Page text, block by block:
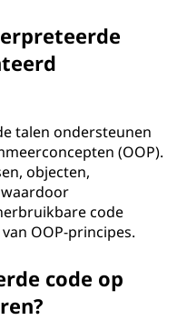
talen ondersteunen
(OOP).
objecten,
code
OOP-principes.
code op